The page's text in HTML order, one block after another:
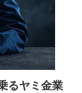
るヤミ金業